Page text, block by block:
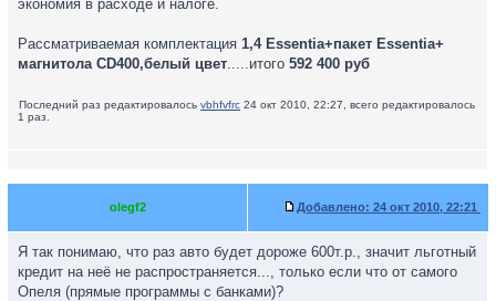
экономия в расходе и налоге.
Рассматриваемая комплектация 1,4 Essentia+пакет Essentia+
магнитола CD400,белый цвет.....итого 592 400 руб
Последний раз редактировалось vbhfvfrc 24 окт 2010, 22:27, всего редактировалось
1 раз.
olegf2 Добавлено: 24 окт 2010, 22:21
Я так понимаю, что раз авто будет дороже 600т.р., значит льготный
кредит на неё не распространяется..., только если что от самого
Опеля (прямые программы с банками)?